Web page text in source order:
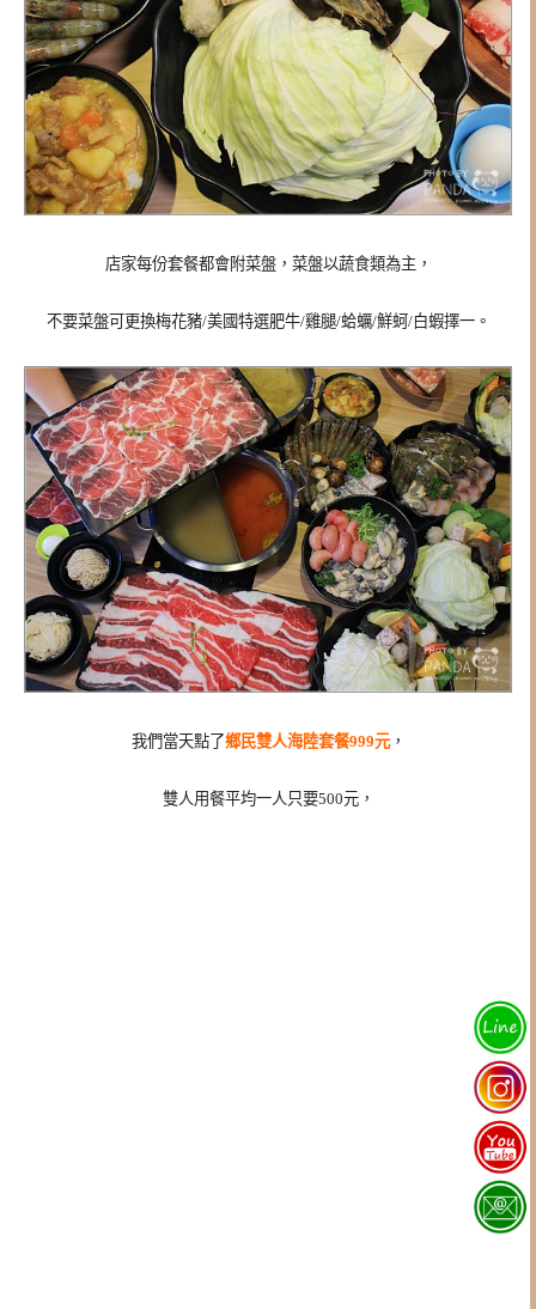
店家每份套餐都會附菜盤，菜盤以蔬食類為主，
不要菜盤可更換梅花豬/美國特選肥牛/雞腿/蛤蠣/鮮蚵/白蝦擇一。
我們當天點了鄉民雙人海陸套餐999元，
雙人用餐平均一人只要500元，